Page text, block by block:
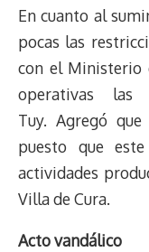
En cuanto al
pocas las
con el Ministerio
operativas
Tuy. Agregó
puesto que
actividades
Villa de Cura.
Acto vandálico